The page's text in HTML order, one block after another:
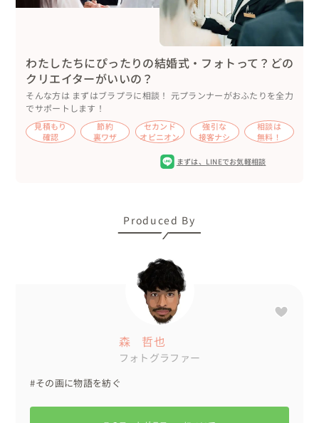
わたしたちにぴったりの結婚式・フォトって？どの
クリエイターがいいの？
そんな方は まずはブラプラに相談！ 元プランナーがおふたりを全力
でサポートします！
見積もり
確認
節約
裏ワザ
セカンド
オピニオン
強引な
接客ナシ
相談は
無料！
まずは、 LINEでお気軽相談
Produced By
森 哲也
フォトグラファー
#その画に物語を紡ぐ